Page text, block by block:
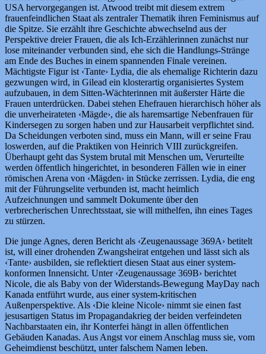
USA hervorgegangen ist. Atwood treibt mit diesem extrem
frauenfeindlichen Staat als zentraler Thematik ihren Feminismus auf
die Spitze. Sie erzählt ihre Geschichte abwechselnd aus der
Perspektive dreier Frauen, die als Ich-Erzählerinnen zunächst nur
lose miteinander verbunden sind, ehe sich die Handlungs-Stränge
am Ende des Buches in einem spannenden Finale vereinen.
Mächtigste Figur ist ‹Tante› Lydia, die als ehemalige Richterin dazu
gezwungen wird, in Gilead ein klosterartig organisiertes System
aufzubauen, in dem Sitten-Wächterinnen mit äußerster Härte die
Frauen unterdrücken. Dabei stehen Ehefrauen hierarchisch höher als
die unverheirateten ‹Mägde›, die als haremsartige Nebenfrauen für
Kindersegen zu sorgen haben und zur Hausarbeit verpflichtet sind.
Da Scheidungen verboten sind, muss ein Mann, will er seine Frau
loswerden, auf die Praktiken von Heinrich VIII zurückgreifen.
Überhaupt geht das System brutal mit Menschen um, Verurteilte
werden öffentlich hingerichtet, in besonderen Fällen wie in einer
römischen Arena von ‹Mägden› in Stücke zerrissen. Lydia, die eng
mit der Führungselite verbunden ist, macht heimlich
Aufzeichnungen und sammelt Dokumente über den
verbrecherischen Unrechtsstaat, sie will mithelfen, ihn eines Tages
zu stürzen.
Die junge Agnes, deren Bericht als ‹Zeugenaussage 369A› betitelt
ist, will einer drohenden Zwangsheirat entgehen und lässt sich als
‹Tante› ausbilden, sie reflektiert diesen Staat aus einer system-
konformen Innensicht. Unter ‹Zeugenaussage 369B› berichtet
Nicole, die als Baby von der Widerstands-Bewegung MayDay nach
Kanada entführt wurde, aus einer system-kritischen
Außenperspektive. Als ‹Die kleine Nicole› nimmt sie einen fast
jesusartigen Status im Propagandakrieg der beiden verfeindeten
Nachbarstaaten ein, ihr Konterfei hängt in allen öffentlichen
Gebäuden Kanadas. Aus Angst vor einem Anschlag muss sie, vom
Geheimdienst beschützt, unter falschem Namen leben.